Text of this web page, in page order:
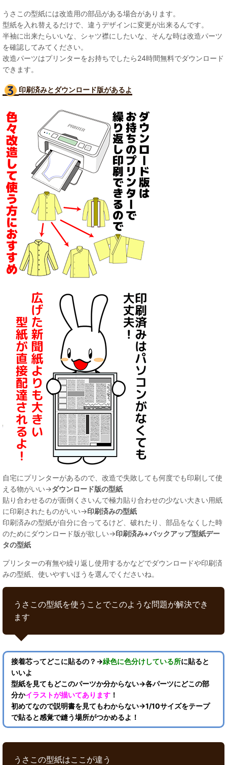
うさこの型紙には改造用の部品がある場合があります。
型紙を入れ替えるだけで、違うデザインに変更が出来るんです。
半袖に出来たらいいな、シャツ襟にしたいな、そんな時は改造パーツ
を確認してみてください。
改造パーツはプリンターをお持ちでしたら24時間無料でダウンロード
できます。
印刷済みとダウンロード版があるよ
自宅にプリンターがあるので、改造で失敗しても何度でも印刷して使
える物がいい→ダウンロード版の型紙
貼り合わせるのが面倒くさいんで極力貼り合わせの少ない大きい用紙
に印刷されたものがいい→印刷済みの型紙
印刷済みの型紙が自分に合ってるけど、破れたり、部品をなくした時
のためにダウンロード版が欲しい→印刷済み+バックアップ型紙デー
タの型紙
プリンターの有無や繰り返し使用するかなどでダウンロードや印刷済
みの型紙、使いやすいほうを選んでくださいね。
うさこの型紙を使うことでこのような問題が解決でき
ます
接着芯ってどこに貼るの？→緑色に色分けしている所に貼ると
いいよ
型紙を見てもどこのパーツか分からない→各パーツにどこの部
分かイラストが描いてあります ！
初めてなので説明書を見てもわからない→1/10サイズをテープ
で貼ると感覚で縫う場所がつかめるよ！
うさこの型紙はここが違う